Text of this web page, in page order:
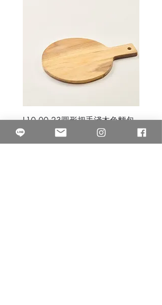
L10.00.23圓形把手淺木色麵包
砧板
價格
$50.00
價格
$80.00